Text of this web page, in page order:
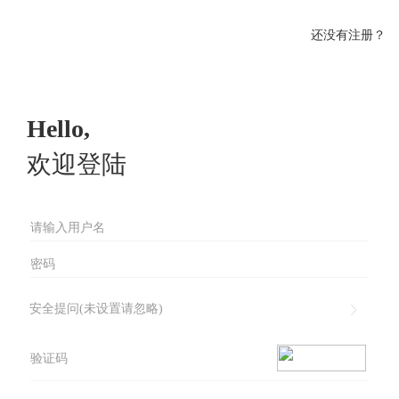
还没有注册？
Hello,
欢迎登陆
安全提问(未设置请忽略)